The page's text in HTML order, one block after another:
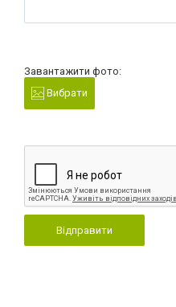
Завантажити фото:
Вибрати
Відправити